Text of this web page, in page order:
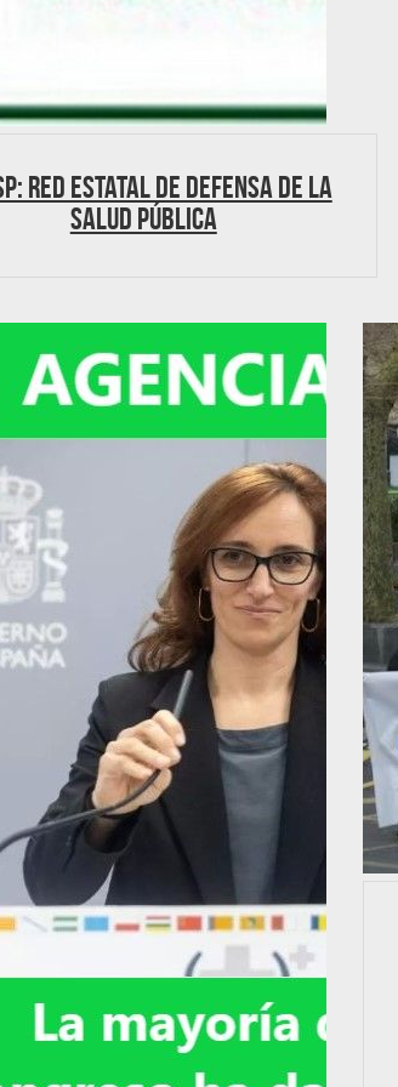
Red estatal de Defensa de la
Salud Pública